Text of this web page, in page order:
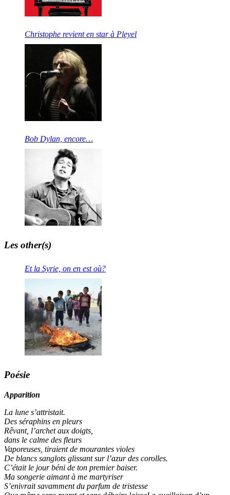
Christophe revient en star à Pleyel
Bob Dylan, encore…
Les other(s)
Et la Syrie, on en est où?
Poésie
Apparition
La lune s’attristait.
Des séraphins en pleurs
Rêvant, l’archet aux doigts,
dans le calme des fleurs
Vaporeuses, tiraient de mourantes violes
De blancs sanglots glissant sur l’azur des corolles.
C’était le jour béni de ton premier baiser.
Ma songerie aimant à me martyriser
S’enivrait savamment du parfum de tristesse